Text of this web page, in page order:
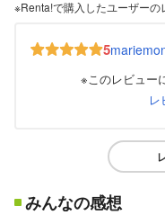
※Renta!で購入したユーザー
5
※このレビュー
レ
みんなの感想